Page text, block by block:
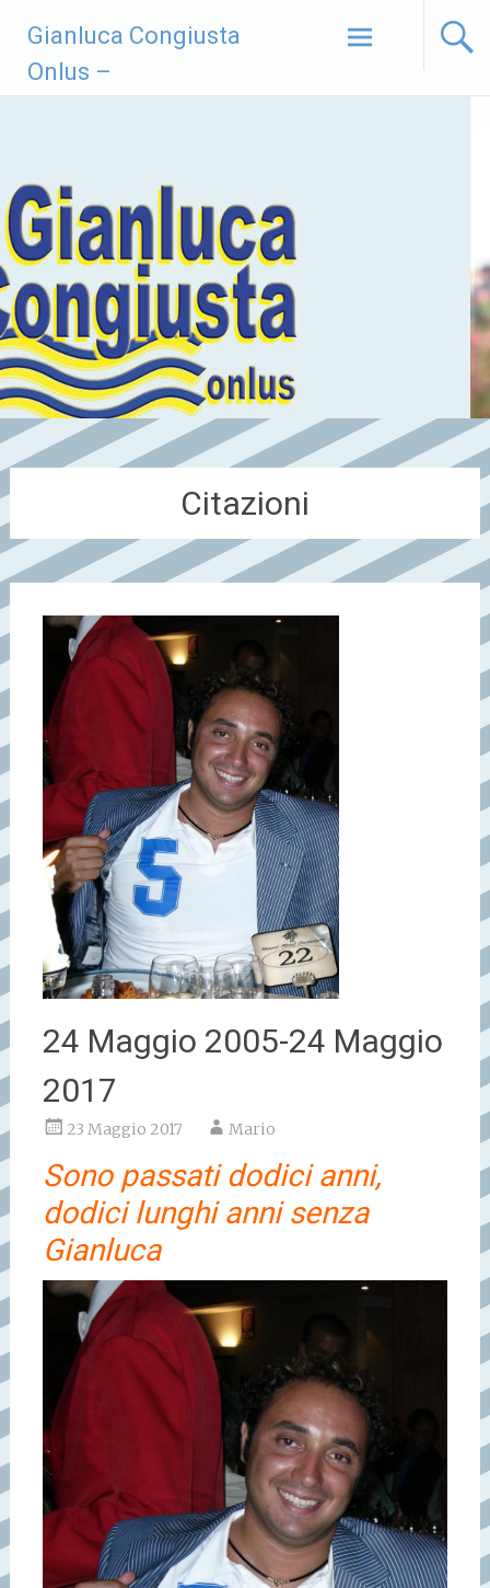
contenuto
Gianluca Congiusta
Onlus –
Citazioni
24 Maggio 2005-24 Maggio
2017
23 Maggio 2017 Mario
Sono passati dodici anni,
dodici lunghi anni senza
Gianluca